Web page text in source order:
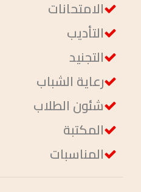
الامتحانات
التأديب
التجنيد
رعاية الشباب
شئون الطلاب
المكتبة
المناسبات